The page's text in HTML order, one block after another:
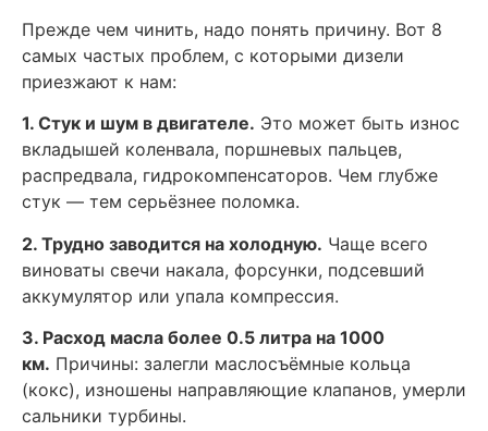
Прежде чем чинить, надо понять причину. Вот 8
самых частых проблем, с которыми дизели
приезжают к нам:
1. Стук и шум в двигателе. Это может быть износ
вкладышей коленвала, поршневых пальцев,
распредвала, гидрокомпенсаторов. Чем глубже
стук — тем серьёзнее поломка.
2. Трудно заводится на холодную. Чаще всего
виноваты свечи накала, форсунки, подсевший
аккумулятор или упала компрессия.
3. Расход масла более 0.5 литра на 1000
км. Причины: залегли маслосъёмные кольца
(кокс), изношены направляющие клапанов, умерли
сальники турбины.